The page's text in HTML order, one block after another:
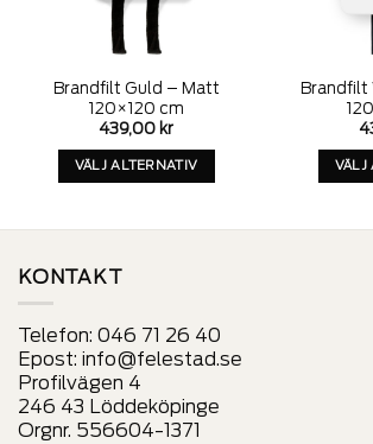
Brandfilt Guld – Matt
120×120 cm
439,00 kr
VÄLJ ALTERNATIV
väljas
på
produktens
sida
Brandfilt
VÄLJ
KONTAKT
Telefon: 046 71 26 40
Epost: info@felestad.se
Profilvägen 4
246 43 Löddeköpinge
Orgnr. 556604-1371